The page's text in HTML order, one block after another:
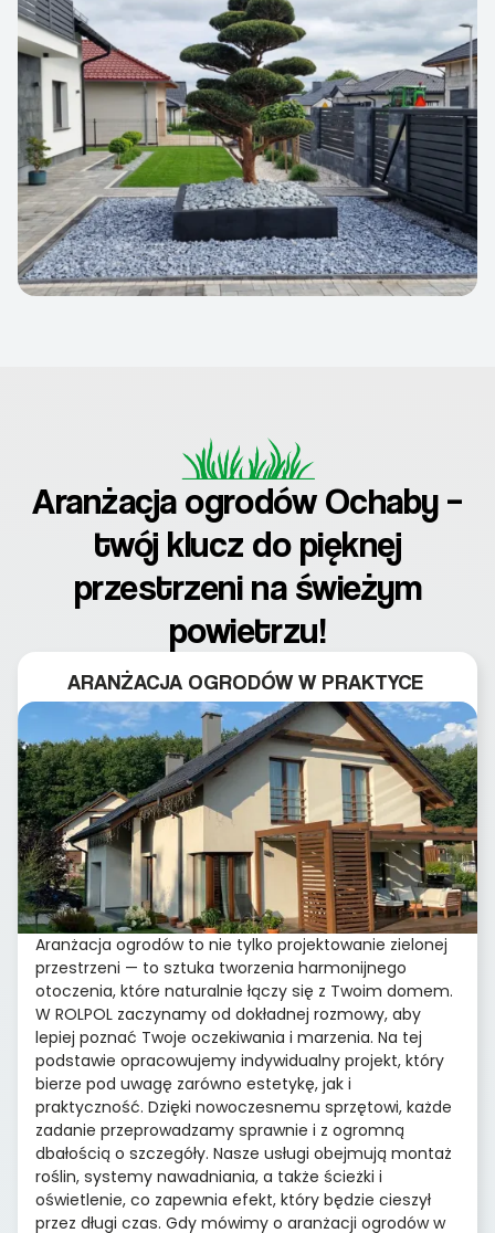
Aranżacja ogrodów Ochaby –
twój klucz do pięknej
przestrzeni na świeżym
powietrzu!
ARANŻACJA OGRODÓW W PRAKTYCE
Aranżacja ogrodów to nie tylko projektowanie zielonej
przestrzeni — to sztuka tworzenia harmonijnego
otoczenia, które naturalnie łączy się z Twoim domem.
W ROLPOL zaczynamy od dokładnej rozmowy, aby
lepiej poznać Twoje oczekiwania i marzenia. Na tej
podstawie opracowujemy indywidualny projekt, który
bierze pod uwagę zarówno estetykę, jak i
praktyczność. Dzięki nowoczesnemu sprzętowi, każde
zadanie przeprowadzamy sprawnie i z ogromną
dbałością o szczegóły. Nasze usługi obejmują montaż
roślin, systemy nawadniania, a także ścieżki i
oświetlenie, co zapewnia efekt, który będzie cieszył
przez długi czas. Gdy mówimy o aranżacji ogrodów w